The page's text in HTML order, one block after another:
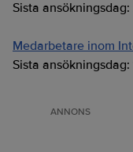
Sista ansökningsdag:
Medarbetare inom
Sista ansökningsdag:
ANNONS